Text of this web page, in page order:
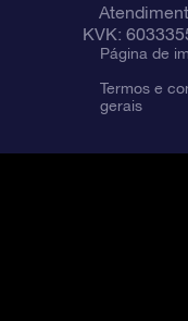
KVK:
Página de
Termos e
gerais